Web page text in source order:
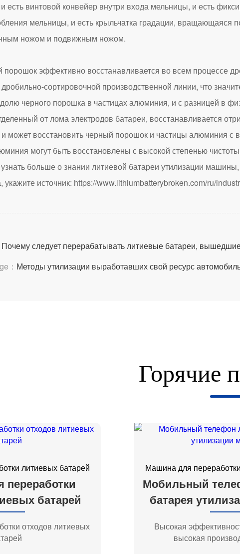
есть винтовой конвейер внутри входа мельницы, и есть
мельницы, и есть крыльчатка градации,
ножом и подвижным ножом.
эффективно восстанавливается во всем процессе
сортировочной производственной линии, что
черного порошка в частицах алюминия, и с разницей в
от лома электродов батареи, восстанавливается
и может восстановить черный порошок и частицы алюминия
могут быть восстановлены с высокой степенью
больше о знании литиевой батареи утилизации
укажите источник: https://www.lithiumbatterybroken.com/ru/
Почему следует перерабатывать литиевые батареи,
： Методы утилизации выработавших свой ресурс
Горячие
литиевых батарей
батарей
отходов литиевых
Машина для
Мобильный
батарея
Высокая
высокая